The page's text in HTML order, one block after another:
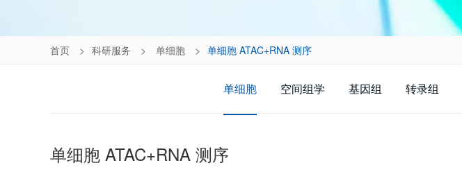
首页 科研服务 单细胞 单细胞 ATAC+RNA 测序
单细胞 空间组学 基因组 转录组
单细胞 ATAC+RNA 测序